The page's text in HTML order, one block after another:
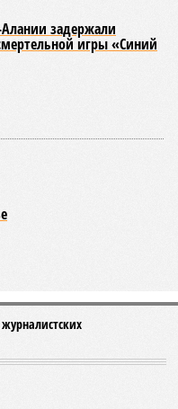
регионов России по
мужчину за стрельбу
подорожал до 19,3